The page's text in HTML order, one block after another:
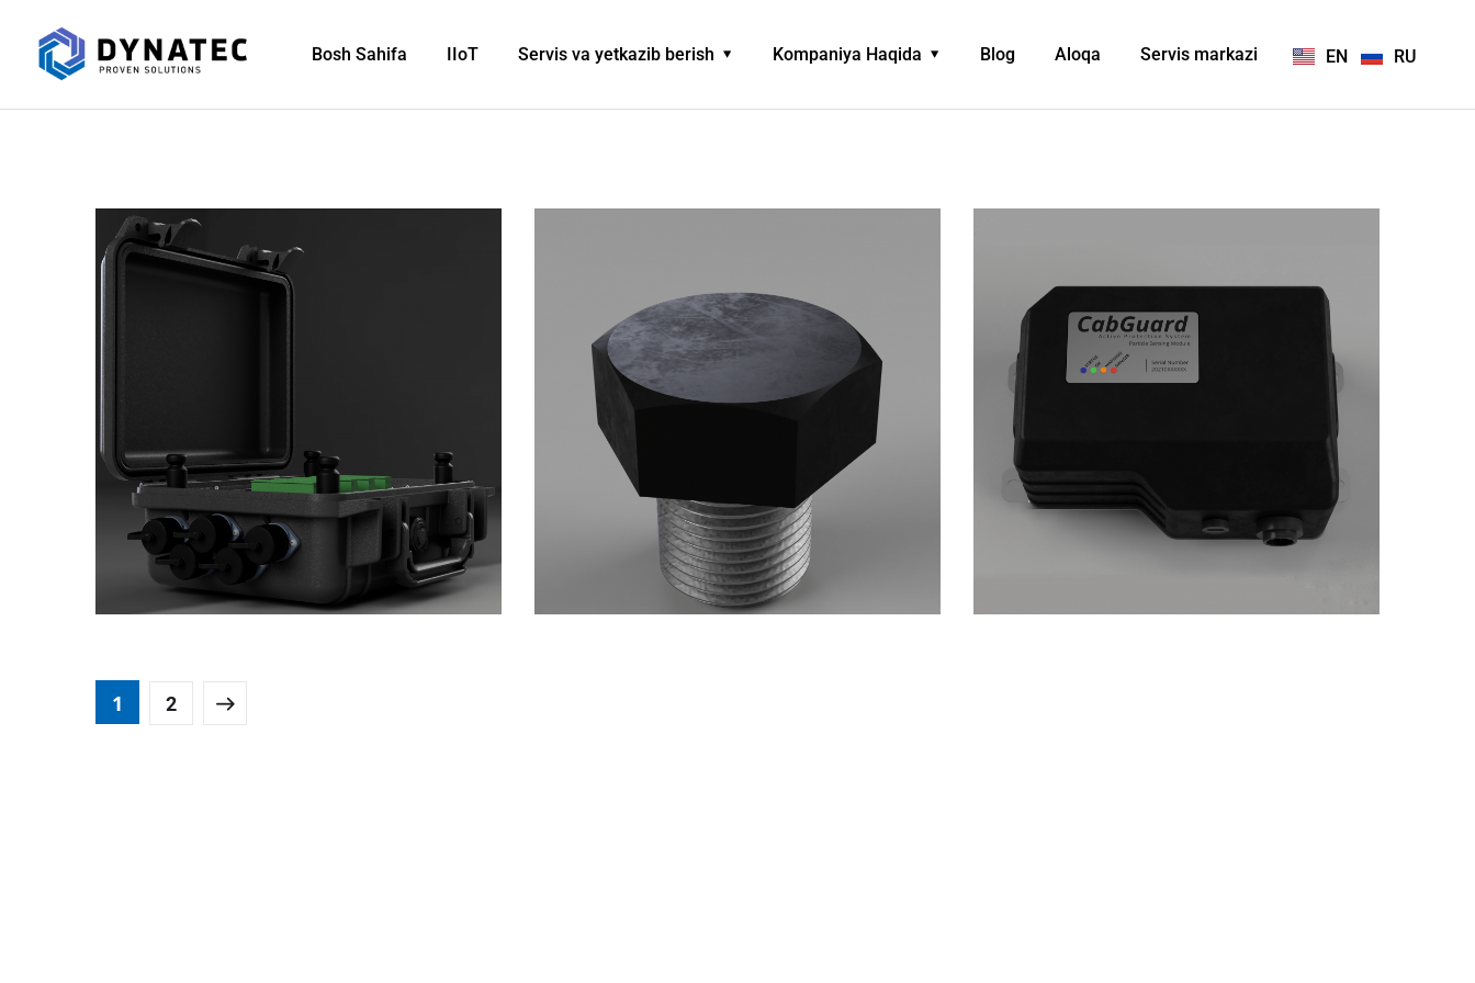
Bosh Sahifa IIoT Servis va yetkazib berish Kompaniya Haqida Blog Aloqa Servis markazi EN RU
Masofaviy Aktivlar
Samaradorligini Tahlil
Qilish
AKTIVLAR MONITORINGI
Yuqori Darajadagi
Joylashuv Tahlili
AKTIVLAR MONITORINGI
Universal Havo Sifati
Laboratoriyasi
1 2